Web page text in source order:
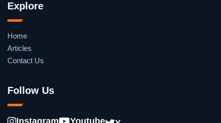
Explore
Home
Articles
Contact Us
Follow Us
Instagram Youtube